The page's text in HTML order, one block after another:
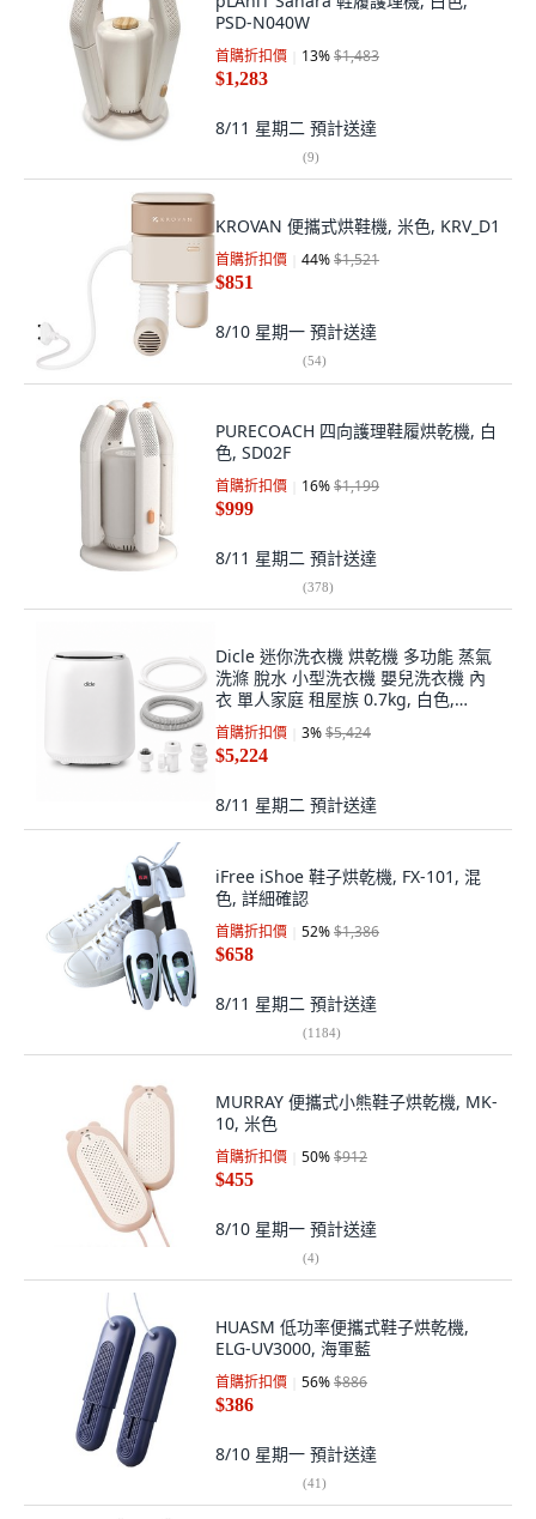
PSD-N040W
首購折扣價 13%$1,483
$1,283
8/11 星期二 預計送達
(9)
KROVAN 便攜式烘鞋機, 米色, KRV_D1
首購折扣價 44%$1,521
$851
8/10 星期一 預計送達
(54)
PURECOACH 四向護理鞋履烘乾機, 白
色, SD02F
首購折扣價 16%$1,199
$999
8/11 星期二 預計送達
(378)
Dicle 迷你洗衣機 烘乾機 多功能 蒸氣
洗滌 脫水 小型洗衣機 嬰兒洗衣機 內
衣 單人家庭 租屋族 0.7kg, 白色,
DWM-M01
首購折扣價 3%$5,424
$5,224
8/11 星期二 預計送達
iFree iShoe 鞋子烘乾機, FX-101, 混
色, 詳細確認
首購折扣價 52%$1,386
$658
8/11 星期二 預計送達
(1184)
MURRAY 便攜式小熊鞋子烘乾機, MK-
10, 米色
首購折扣價 50%$912
$455
8/10 星期一 預計送達
(4)
HUASM 低功率便攜式鞋子烘乾機,
ELG-UV3000, 海軍藍
首購折扣價 56%$886
$386
8/10 星期一 預計送達
(41)